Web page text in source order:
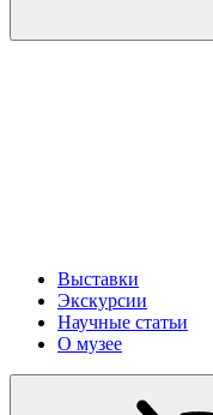
Выставки
Экскурсии
Научные статьи
О музее